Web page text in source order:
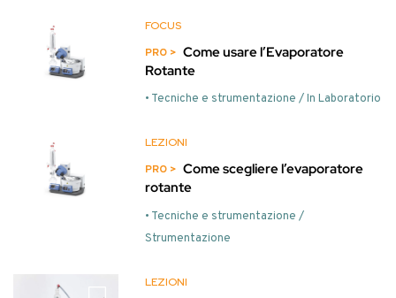
FOCUS
Come usare l’Evaporatore
Rotante
• Tecniche e strumentazione / In Laboratorio
LEZIONI
Come scegliere l’evaporatore
rotante
• Tecniche e strumentazione /
Strumentazione
LEZIONI